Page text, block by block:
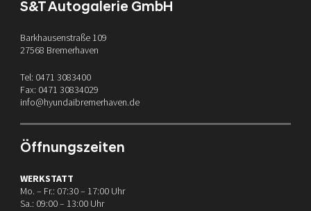
S&T Autogalerie GmbH
Barkhausenstraße 109
27568 Bremerhaven
Tel: 0471 3083400
Fax: 0471 30834029
info@hyundaibremerhaven.de
Öffnungszeiten
WERKSTATT
Mo. – Fr.: 07:30 – 17:00 Uhr
Sa.: 09:00 – 13:00 Uhr